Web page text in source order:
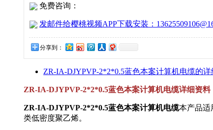
免费咨询：
发邮件给樱桃视频APP下载安装：
分享到：
ZR-IA-DJYPVP-2*2*0.5蓝色本案计算机电缆的详细资
ZR-IA-DJYPVP-2*2*0.5蓝色本案计算机电缆详细资料
ZR-IA-DJYPVP-2*2*0.5蓝色本案计算机电缆本产品适
类低密度聚乙烯。